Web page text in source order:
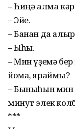
– Һиңә алма
– Эйе.
– Банан да
– Ыһы.
– Мин үҙемә
йома, яраймы?
– Быныһын мин
минут элек
***